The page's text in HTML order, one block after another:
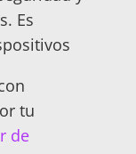
Es
tu
de